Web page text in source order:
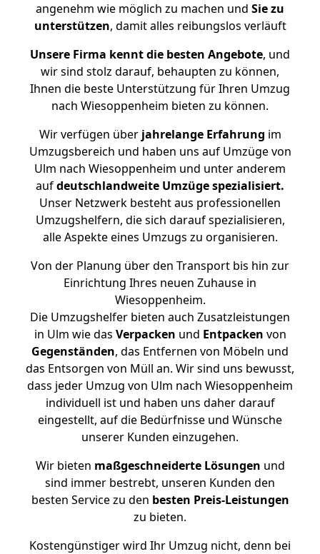
angenehm wie möglich zu machen und Sie zu
unterstützen, damit alles reibungslos verläuft
Unsere Firma kennt die besten Angebote, und
wir sind stolz darauf, behaupten zu können,
Ihnen die beste Unterstützung für Ihren Umzug
nach Wiesoppenheim bieten zu können.
Wir verfügen überjahrelange Erfahrung im
Umzugsbereich und haben uns auf Umzüge von
Ulm nach Wiesoppenheim und unter anderem
aufdeutschlandweite Umzüge spezialisiert.
Unser Netzwerk besteht aus professionellen
Umzugshelfern, die sich darauf spezialisieren,
alle Aspekte eines Umzugs zu organisieren.
Von der Planung über den Transport bis hin zur
Einrichtung Ihres neuen Zuhause in
Wiesoppenheim.
Die Umzugshelfer bieten auch Zusatzleistungen
in Ulm wie das Verpacken und Entpacken von
Gegenständen, das Entfernen von Möbeln und
das Entsorgen von Müll an. Wir sind uns bewusst,
dass jeder Umzug von Ulm nach Wiesoppenheim
individuell ist und haben uns daher darauf
eingestellt, auf die Bedürfnisse und Wünsche
unserer Kunden einzugehen.
Wir bieten maßgeschneiderte Lösungen und
sind immer bestrebt, unseren Kunden den
besten Service zu den besten Preis-Leistungen
zu bieten.
Kostengünstiger wird Ihr Umzug nicht, denn bei